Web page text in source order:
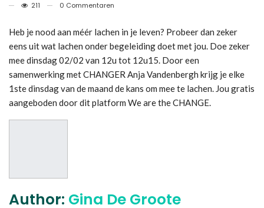
211
0 Commentaren
Heb je nood aan méér lachen in je leven? Probeer dan zeker
eens uit wat lachen onder begeleiding doet met jou. Doe zeker
mee dinsdag 02/02 van 12u tot 12u15. Door een
samenwerking met CHANGER Anja Vandenbergh krijg je elke
1ste dinsdag van de maand de kans om mee te lachen. Jou gratis
aangeboden door dit platform We are the CHANGE.
Author: Gina De Groote